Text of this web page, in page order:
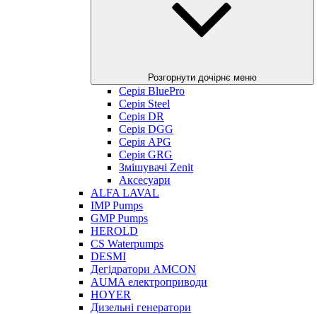
Розгорнути дочірнє меню
Серія BluePro
Серія Steel
Серія DR
Серія DGG
Серія APG
Серія GRG
Змішувачі Zenit
Аксесуари
ALFA LAVAL
IMP Pumps
GMP Pumps
HEROLD
CS Waterpumps
DESMI
Дегідратори AMCON
AUMA електроприводи
HOYER
Дизельні генератори